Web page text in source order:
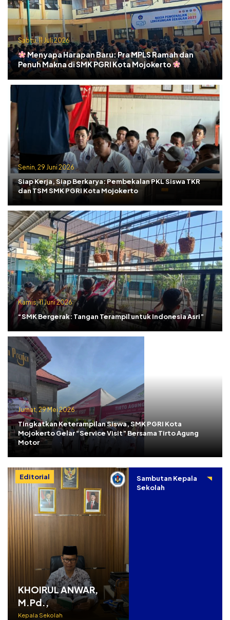
Sabtu, 11 Juli 2026
Menyapa Harapan Baru: Pra MPLS Ramah dan
Penuh Makna di SMK PGRI Kota Mojokerto
Senin, 29 Juni 2026
Siap Kerja, Siap Berkarya: Pembekalan PKL Siswa TKR
dan TSM SMK PGRI Kota Mojokerto
Kamis, 11 Juni 2026
“SMK Bergerak: Tangan Terampil untuk Indonesia Asri”
Jumat, 29 Mei 2026
Tingkatkan Keterampilan Siswa, SMK PGRI Kota
Mojokerto Gelar “Service Visit” Bersama Tirto Agung
Motor
Editorial
KHOIRUL ANWAR,
M.Pd.,
Kepala Sekolah
Sambutan Kepala
Sekolah